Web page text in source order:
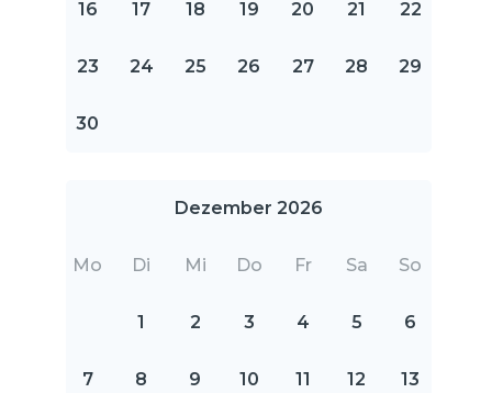
16 17 18 19 20 21 22
23 24 25 26 27 28 29
30
Dezember 2026
Mo Di Mi Do Fr Sa So
1 2 3 4 5 6
7 8 9 10 11 12 13